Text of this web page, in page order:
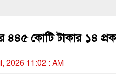
৪৪৫ কোটি টাকার ১৪
2026 11:02 : AM